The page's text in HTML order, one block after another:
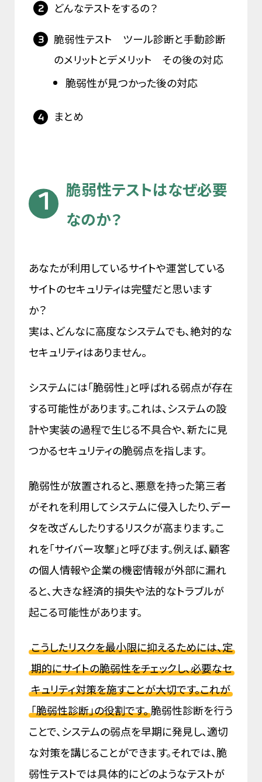
どんなテストをするの？
脆弱性テスト ツール診断と手動診断
のメリットとデメリット その後の対応
脆弱性が見つかった後の対応
まとめ
脆弱性テストはなぜ必要
なのか？
あなたが利用しているサイトや運営している
サイトのセキュリティは完璧だと思います
か？
実は、どんなに高度なシステムでも、絶対的な
セキュリティはありません。
システムには「脆弱性」と呼ばれる弱点が存在
する可能性があります。これは、システムの設
計や実装の過程で生じる不具合や、新たに見
つかるセキュリティの脆弱点を指します。
脆弱性が放置されると、悪意を持った第三者
がそれを利用してシステムに侵入したり、デー
タを改ざんしたりするリスクが高まります。こ
れを「サイバー攻撃」と呼びます。例えば、顧客
の個人情報や企業の機密情報が外部に漏れ
ると、大きな経済的損失や法的なトラブルが
起こる可能性があります。
こうしたリスクを最小限に抑えるためには、定
期的にサイトの脆弱性をチェックし、必要なセ
キュリティ対策を施すことが大切です。これが
「脆弱性診断」の役割です。脆弱性診断を行う
ことで、システムの弱点を早期に発見し、適切
な対策を講じることができます。それでは、脆
弱性テストでは具体的にどのようなテストが